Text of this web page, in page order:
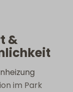
&
im Park